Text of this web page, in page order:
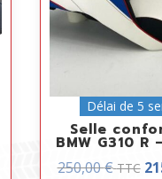
Délai de 5
Selle
BMW G310 R
250,00€ TTC